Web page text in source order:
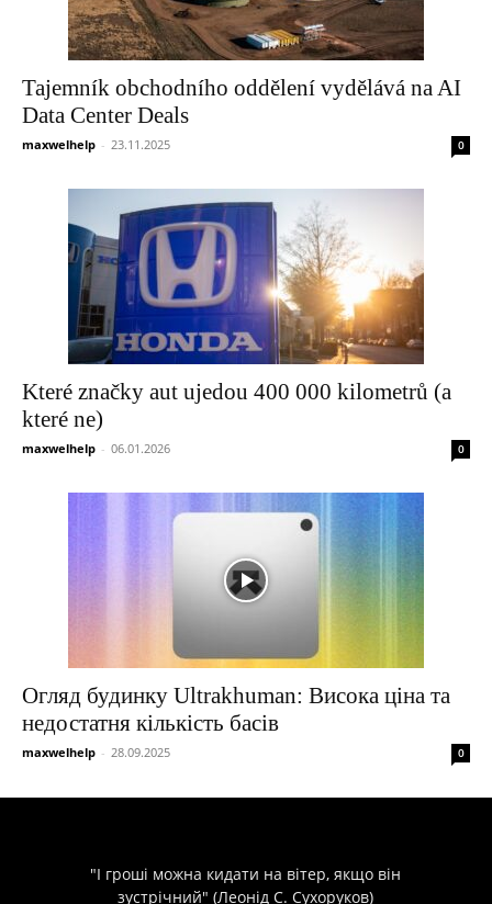
Tajemník obchodního oddělení vydělává na AI
Data Center Deals
maxwelhelp - 23.11.2025 0
Které značky aut ujedou 400 000 kilometrů (a
které ne)
maxwelhelp - 06.01.2026 0
Огляд будинку Ultrakhuman: Висока ціна та
недостатня кількість басів
maxwelhelp - 28.09.2025 0
"І гроші можна кидати на вітер, якщо він
зустрічний" (Леонід С. Сухоруков)